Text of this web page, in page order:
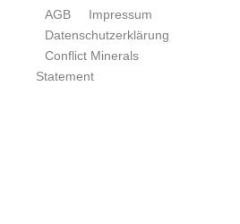
AGB
Impressum
Datenschutzerklärung
Conflict Minerals
Statement